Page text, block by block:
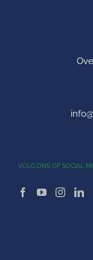
VOLG ONS OP SOCIAL